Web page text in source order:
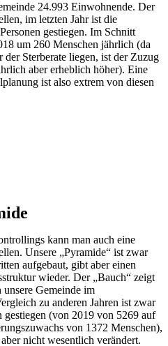
24.993 Einwohnende. Der
im letzten Jahr ist die
gestiegen. Im Schnitt
um 260 Menschen jährlich (da
Sterberate liegen, ist der Zuzug
aber erheblich höher). Eine
ist also extrem von diesen
kann man auch eine
Unsere „Pyramide“ ist zwar
aufgebaut, gibt aber einen
wieder. Der „Bauch“ zeigt
unsere Gemeinde im
zu anderen Jahren ist zwar
gestiegen (von 2019 von 5269 auf
von 1372 Menschen),
nicht wesentlich verändert.